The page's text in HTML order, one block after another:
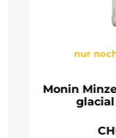
nur
Monin